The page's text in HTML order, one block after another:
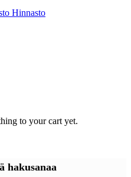
Hinnasto
to your cart yet.
hakusanaa